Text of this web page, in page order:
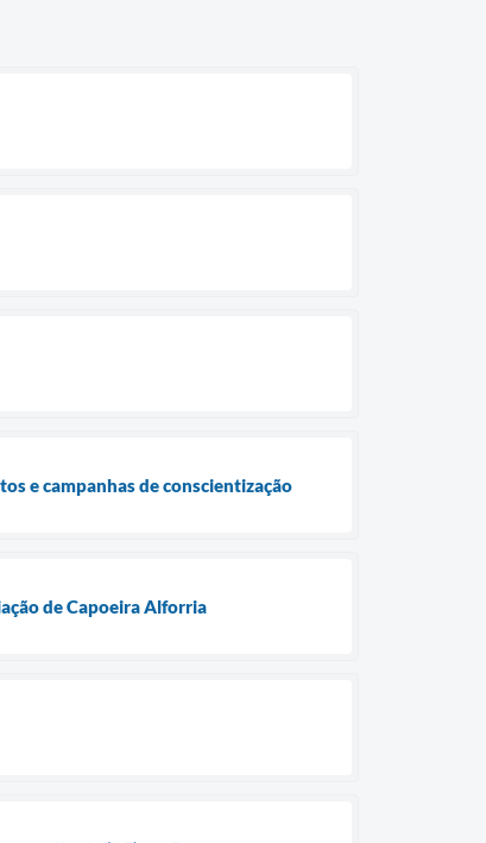
e campanhas de conscientização
de Capoeira Alforria